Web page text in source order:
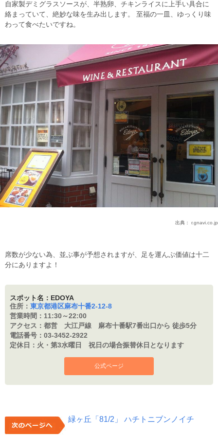
自家製デミグラスソースが、半熟卵、チキンライスに上手い具合に
絡まっていて、絶妙な味を生み出します。 至福の一皿、ゆっくり味
わって食べたいですね。
出典： r.gnavi.co.jp
席数が少ない為、並ぶ事が予想されますが、足を運んぶ価値は十二
分にありますよ！
スポット名：EDOYA
住所： 東京都港区麻布十番2-12-8
営業時間： 11:30～22:00
アクセス： 都営 大江戸線 麻布十番駅7番出口から 徒歩5分
電話番号： 03-3452-2922
定休日： 火・第3水曜日 祝日の場合振替休日となります
公式ページ
緑ヶ丘「81/2」 ハチトニブンノイチ